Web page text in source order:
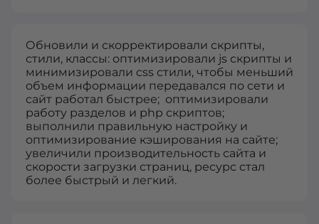
Обновили и скорректировали скрипты,
стили, классы: оптимизировали js скрипты и
минимизировали css стили, чтобы меньший
объем информации передавался по сети и
сайт работал быстрее; оптимизировали
работу разделов и php скриптов;
выполнили правильную настройку и
оптимизирование кэширования на сайте;
увеличили производительность сайта и
скорости загрузки страниц, ресурс стал
более быстрый и легкий.